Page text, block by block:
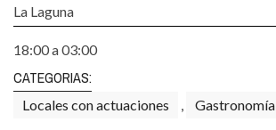
La Laguna
18:00 a 03:00
CATEGORIAS:
Locales con actuaciones , Gastronomía